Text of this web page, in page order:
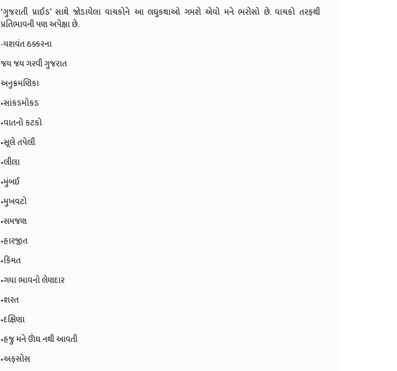
‘ગુજરાતી પ્રાઈડ’ સાથે જોડાયેલા વાચકોને આ લઘુકથાઓ ગમશે એવો મને ભરોસો છે. વાચકો તરફથી
પ્રતિભાવની પણ અપેક્ષા છે.
-યશવંત ઠક્કરના
જય જય ગરવી ગુજરાત
અનુક્રમણિકા
•સાંકડમોકડ
•વાતનો કટકો
•સૂલે તપેલી
•લીલા
•મુંબઈ
•મુખવટો
•સમજણ
•હારજીત
•કિંમત
•ગયા ભાવનો લેણદાર
•શરત
•દક્ષિણા
•હજુ મને ઊંંઘ નથી આવતી
•અફસોસ